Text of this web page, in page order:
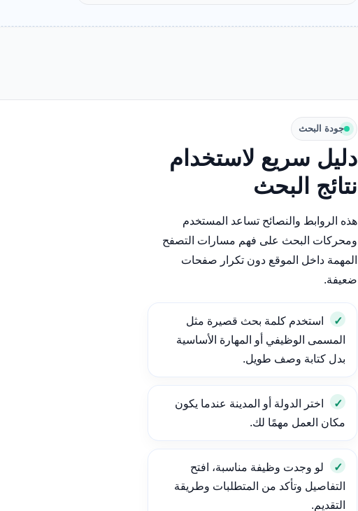
جودة البحث
دليل سريع لاستخدام
نتائج البحث
هذه الروابط والنصائح تساعد المستخدم
ومحركات البحث على فهم مسارات التصفح
المهمة داخل الموقع دون تكرار صفحات
ضعيفة.
استخدم كلمة بحث قصيرة مثل
المسمى الوظيفي أو المهارة الأساسية
بدل كتابة وصف طويل.
اختر الدولة أو المدينة عندما يكون
مكان العمل مهمًا لك.
لو وجدت وظيفة مناسبة، افتح
التفاصيل وتأكد من المتطلبات وطريقة
التقديم.